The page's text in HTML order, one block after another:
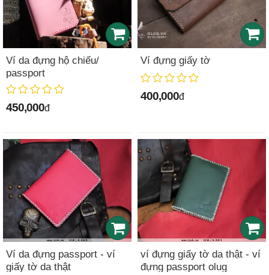
Ví da đựng hộ chiếu/
passport
450,000đ
Ví đựng giấy tờ
400,000đ
Ví da đựng passport - ví
giấy tờ da thật
ví đựng giấy tờ da thật - ví
đựng passport olug